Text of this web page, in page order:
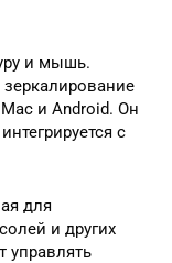
и мышь.
и Android. Он
с
для
и других
управлять